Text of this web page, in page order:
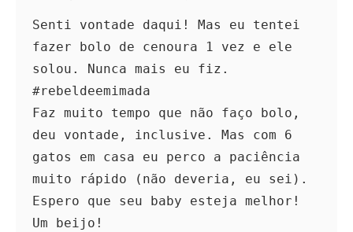
Senti vontade daqui! Mas eu tentei
fazer bolo de cenoura 1 vez e ele
solou. Nunca mais eu fiz.
#rebeldeemimada
Faz muito tempo que não faço bolo,
deu vontade, inclusive. Mas com 6
gatos em casa eu perco a paciência
muito rápido (não deveria, eu sei).
Espero que seu baby esteja melhor!
Um beijo!